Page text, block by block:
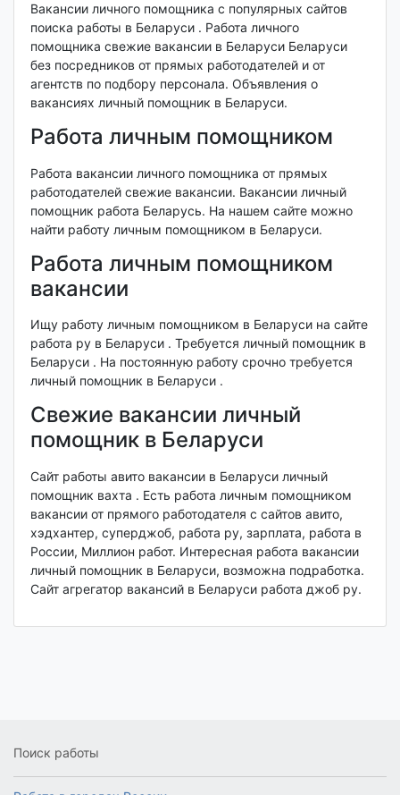
Вакансии личного помощника с популярных сайтов
поиска работы в Беларуси . Работа личного
помощника свежие вакансии в Беларуси Беларуси
без посредников от прямых работодателей и от
агентств по подбору персонала. Объявления о
вакансиях личный помощник в Беларуси.
Работа личным помощником
Работа вакансии личного помощника от прямых
работодателей свежие вакансии. Вакансии личный
помощник работа Беларусь. На нашем сайте можно
найти работу личным помощником в Беларуси.
Работа личным помощником
вакансии
Ищу работу личным помощником в Беларуси на сайте
работа ру в Беларуси . Требуется личный помощник в
Беларуси . На постоянную работу срочно требуется
личный помощник в Беларуси .
Свежие вакансии личный
помощник в Беларуси
Сайт работы авито вакансии в Беларуси личный
помощник вахта . Есть работа личным помощником
вакансии от прямого работодателя с сайтов авито,
хэдхантер, суперджоб, работа ру, зарплата, работа в
России, Миллион работ. Интересная работа вакансии
личный помощник в Беларуси, возможна подработка.
Сайт агрегатор вакансий в Беларуси работа джоб ру.
Поиск работы